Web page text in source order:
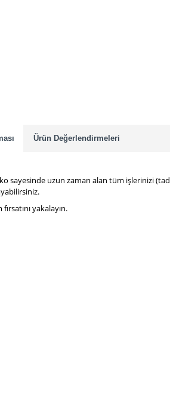
Ürün Değerlendirmeleri
sayesinde uzun zaman alan tüm işlerinizi
yakalayın.